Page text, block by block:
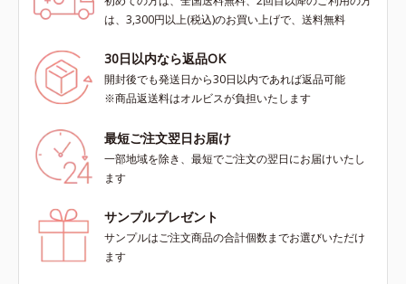
は、3,300円以上(税込)のお買い上げで、送料無料
30日以内なら返品OK
開封後でも発送日から30日以内であれば返品可能
※商品返送料はオルビスが負担いたします
最短ご注文翌日お届け
一部地域を除き、最短でご注文の翌日にお届けいたし
ます
サンプルプレゼント
サンプルはご注文商品の合計個数までお選びいただけ
ます